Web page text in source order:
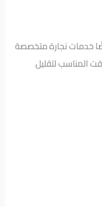
خدمات نجارة متخصصة
المناسب لتقليل